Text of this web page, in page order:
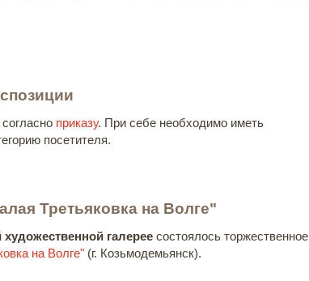
приказу. При себе необходимо иметь
посетителя.
Третьяковка на Волге"
галерее состоялось торжественное
на Волге" (г. Козьмодемьянск).